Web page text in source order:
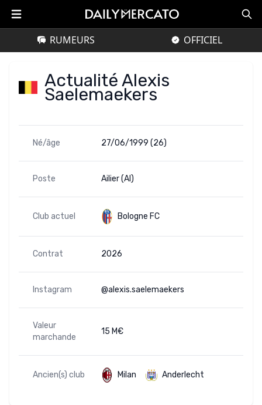
RUMEURS OFFICIEL
Actualité Alexis
Saelemaekers
Né/âge 27/06/1999 (26)
Poste Ailier (AI)
Club actuel Bologne FC
Contrat 2026
Instagram @alexis.saelemaekers
Valeur
marchande
15 M€
Ancien(s) club Milan Anderlecht